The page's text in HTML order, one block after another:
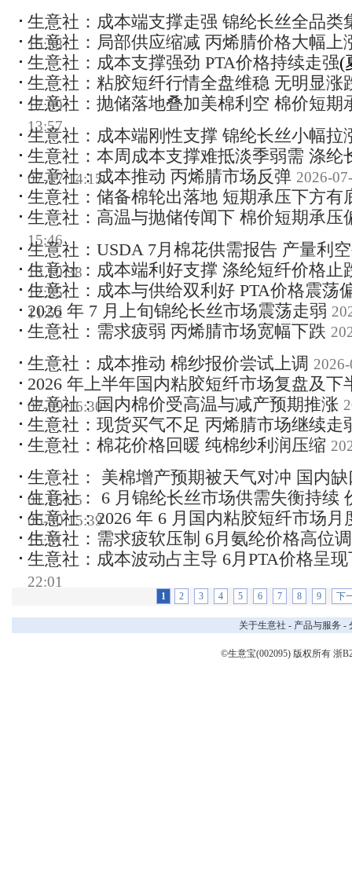
生意社：成本端支撑走强 锦纶长丝全品类
15:38
生意社：局部供应缩减 丙烯腈价格大幅上
生意社：成本支撑强劲 PTA价格持续走强(
生意社：粘胶短纤行情全盘维稳 无明显涨
17:09
生意社：抛储落地叠加美棉利空 棉价短期
13:57
生意社：成本端刚性支撑 锦纶长丝小幅拉
生意社：本周成本支撑难抵淡季弱需 涤纶
07-17 14:15
生意社：成本推动 丙烯腈市场反弹 2026-
生意社：储备棉轮出落地 短期承压下方有
生意社：高温与抛储传闻下 棉价短期承压
15:46
生意社：USDA 7月棉花供需报告 产量利
13 10:38
生意社：成本端利好支撑 涤纶短纤价格止
12:25
生意社：成本与供给双利好 PTA价格震荡
11:52
2026 年 7 月上旬锦纶长丝市场震荡走弱
生意社：需求疲弱 丙烯腈市场宽幅下跌
生意社：成本推动 棉纱报价尝试上调
2026 年上半年国内粘胶短纤市场复盘及下
07-09 16:30
生意社：国内棉价受高温与减产预期推涨
生意社：现货买气不足 丙烯腈市场继续走
生意社：棉花价格回暖 纯棉纱利润压缩
生意社： 美棉增产预期被天气对冲 国内
01 16:05
生意社： 6 月锦纶长丝市场供需失衡持续
06-30 15:39
生意社：2026 年 6 月国内粘胶短纤市场月
15:31
生意社：需求疲软压制 6月氨纶价格高位
生意社：成本波动占主导 6月PTA价格呈
22:01
1 2 3 4 5 6 7 8 9 下
关于生意社 - 产品与服务 -
©生意宝(002095) 版权所有 浙